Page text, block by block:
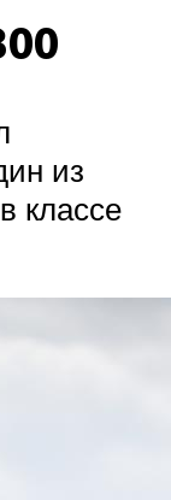
из
классе